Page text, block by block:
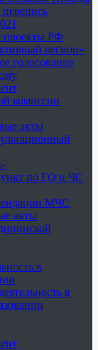
перепись
проекты РФ
регион»
голосование
комиссии
акты
по ГО и ЧС
МЧС
акты
в
в